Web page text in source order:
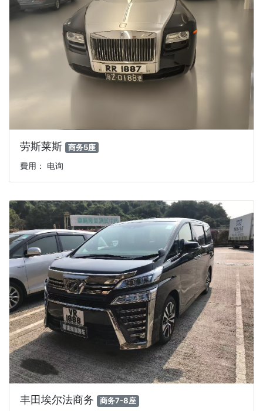
劳斯莱斯 商务5座
費用： 电询
丰田埃尔法商务 商务7-8座